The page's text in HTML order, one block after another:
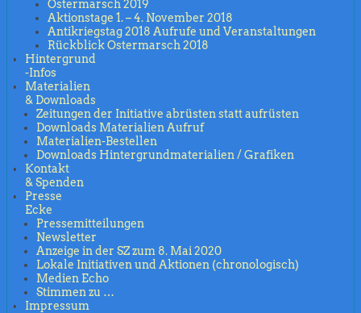
Ostermarsch 2019
Aktionstage 1. – 4. November 2018
Antikriegstag 2018 Aufrufe und Veranstaltungen
Rückblick Ostermarsch 2018
Hintergrund
-Infos
Materialien
& Downloads
Zeitungen der Initiative abrüsten statt aufrüsten
Downloads Materialien Aufruf
Materialien-Bestellen
Downloads Hintergrundmaterialien / Grafiken
Kontakt
& Spenden
Presse
Ecke
Pressemitteilungen
Newsletter
Anzeige in der SZ zum 8. Mai 2020
Lokale Initiativen und Aktionen (chronologisch)
Medien Echo
Stimmen zu …
Impressum